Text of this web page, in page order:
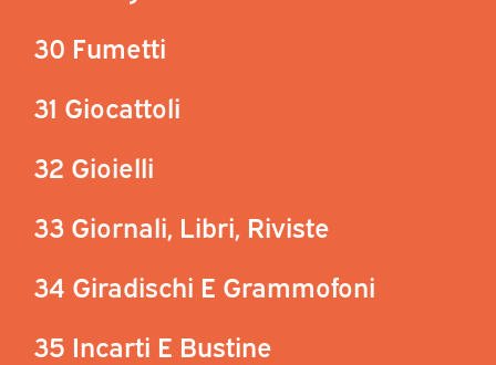
30 Fumetti
31 Giocattoli
32 Gioielli
33 Giornali, Libri, Riviste
34 Giradischi E Grammofoni
35 Incarti E Bustine